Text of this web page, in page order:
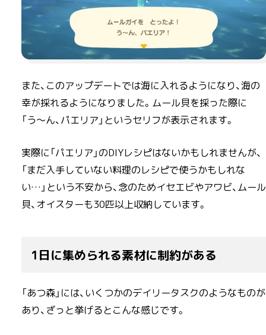
また、このアップデートでは海に入れるようになり、海の
幸が採れるようになりました。ムール貝を採った際に
「う〜ん、パエリア」というセリフが表示されます。
実際に「パエリア」のDIYレシピはないかもしれませんが、
「まだ入手していない料理のレシピで使うかもしれな
い…」という不安から、念のためイセエビやアワビ、ムール
貝、オイスターも30匹以上収納しています。
1日に集められる素材に制約がある
「あつ森」には、いくつかのデイリータスクのようなものが
あり、ざっと挙げるとこんな感じです。